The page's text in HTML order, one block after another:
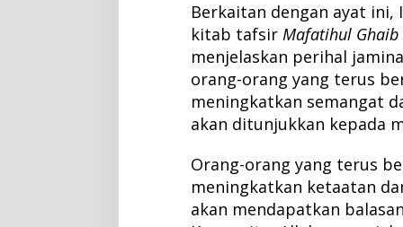
Berkaitan dengan ayat ini,
kitab tafsir Mafatihul Ghaib
menjelaskan perihal
orang-orang yang terus
meningkatkan semangat
akan ditunjukkan kepada
Orang-orang yang terus
meningkatkan ketaatan
akan mendapatkan